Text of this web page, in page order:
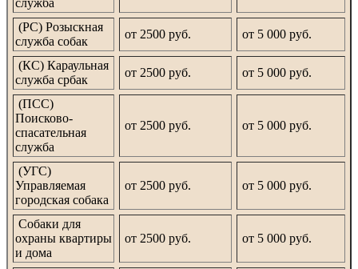
служба
(РС) Розыскная
служба собак
от 2500 руб. от 5 000 руб.
(КС) Караульная
служба србак
от 2500 руб. от 5 000 руб.
(ПСС)
Поисково-
спасательная
служба
от 2500 руб. от 5 000 руб.
(УГС)
Управляемая
городская собака
от 2500 руб. от 5 000 руб.
Собаки для
охраны квартиры
и дома
от 2500 руб. от 5 000 руб.